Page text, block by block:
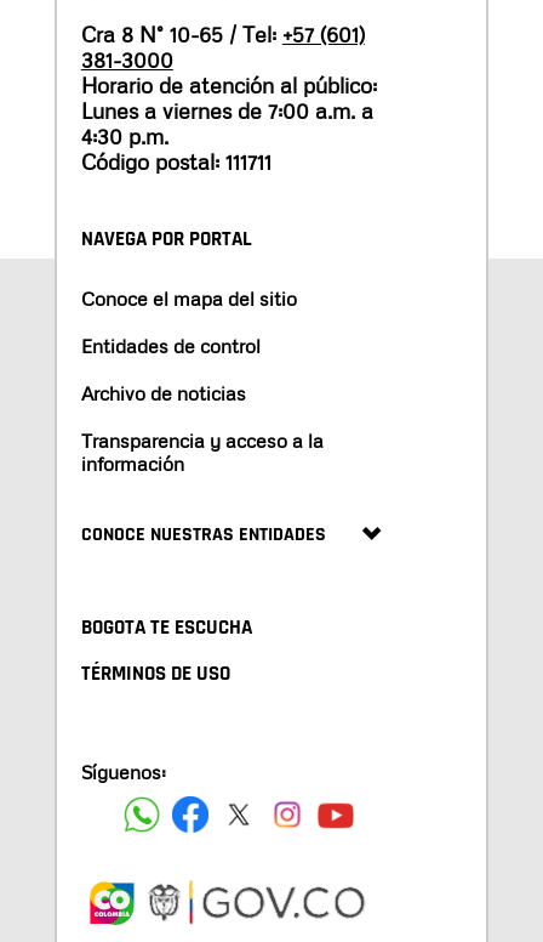
Cra 8 N° 10-65 / Tel: +57 (601)
381-3000
Horario de atención al público:
Lunes a viernes de 7:00 a.m. a
4:30 p.m.
Código postal: 111711
NAVEGA POR PORTAL
Conoce el mapa del sitio
Entidades de control
Archivo de noticias
Transparencia y acceso a la
información
CONOCE NUESTRAS ENTIDADES
BOGOTA TE ESCUCHA
TÉRMINOS DE USO
Síguenos: